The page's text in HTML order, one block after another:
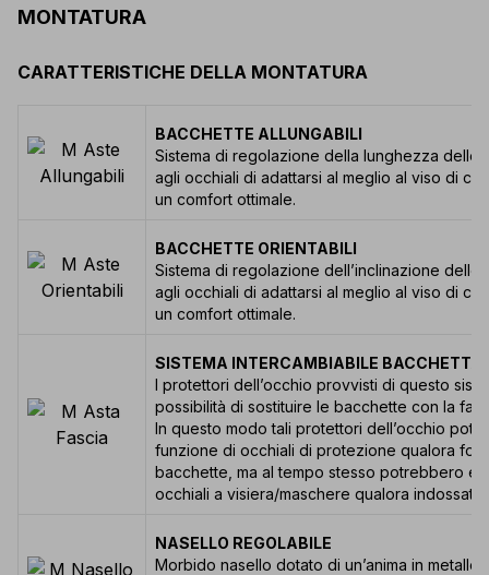
MONTATURA
CARATTERISTICHE DELLA MONTATURA
BACCHETTE ALLUNGABILI
Sistema di regolazione della lunghezza delle
agli occhiali di adattarsi al meglio al viso di
un comfort ottimale.
BACCHETTE ORIENTABILI
Sistema di regolazione dell’inclinazione
agli occhiali di adattarsi al meglio al viso di
un comfort ottimale.
SISTEMA INTERCAMBIABILE
I protettori dell’occhio provvisti di questo
possibilità di sostituire le bacchette con la
In questo modo tali protettori dell’occhio
funzione di occhiali di protezione qualora
bacchette, ma al tempo stesso potrebbero
occhiali a visiera/maschere qualora indossati
NASELLO REGOLABILE
Morbido nasello dotato di un’anima in metallo